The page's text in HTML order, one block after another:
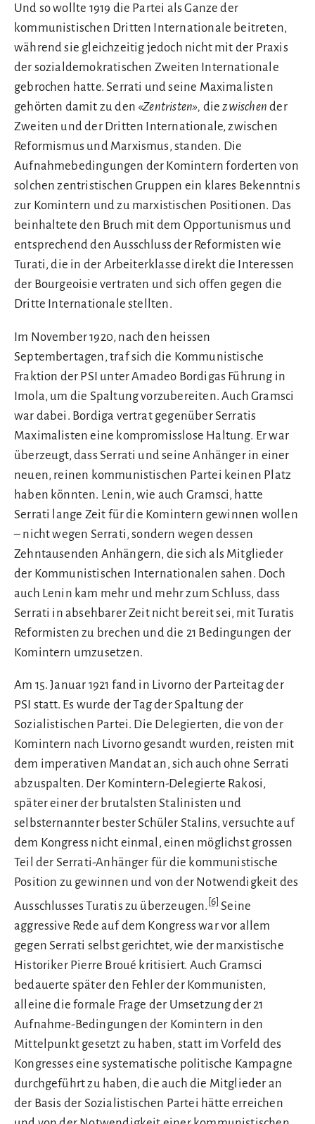
Und so wollte 1919 die Partei als Ganze der
kommunistischen Dritten Internationale beitreten,
während sie gleichzeitig jedoch nicht mit der Praxis
der sozialdemokratischen Zweiten Internationale
gebrochen hatte. Serrati und seine Maximalisten
gehörten damit zu den «Zentristen», diezwischen der
Zweiten und der Dritten Internationale, zwischen
Reformismus und Marxismus, standen. Die
Aufnahmebedingungen der Komintern forderten von
solchen zentristischen Gruppen ein klares Bekenntnis
zur Komintern und zu marxistischen Positionen. Das
beinhaltete den Bruch mit dem Opportunismus und
entsprechend den Ausschluss der Reformisten wie
Turati, die in der Arbeiterklasse direkt die Interessen
der Bourgeoisie vertraten und sich offen gegen die
Dritte Internationale stellten.
Im November 1920, nach den heissen
Septembertagen, traf sich die Kommunistische
Fraktion der PSI unter Amadeo Bordigas Führung in
Imola, um die Spaltung vorzubereiten. Auch Gramsci
war dabei. Bordiga vertrat gegenüber Serratis
Maximalisten eine kompromisslose Haltung. Er war
überzeugt, dass Serrati und seine Anhänger in einer
neuen, reinen kommunistischen Partei keinen Platz
haben könnten. Lenin, wie auch Gramsci, hatte
Serrati lange Zeit für die Komintern gewinnen wollen
– nicht wegen Serrati, sondern wegen dessen
Zehntausenden Anhängern, die sich als Mitglieder
der Kommunistischen Internationalen sahen. Doch
auch Lenin kam mehr und mehr zum Schluss, dass
Serrati in absehbarer Zeit nicht bereit sei, mit Turatis
Reformisten zu brechen und die 21 Bedingungen der
Komintern umzusetzen.
Am 15. Januar 1921 fand in Livorno der Parteitag der
PSI statt. Es wurde der Tag der Spaltung der
Sozialistischen Partei. Die Delegierten, die von der
Komintern nach Livorno gesandt wurden, reisten mit
dem imperativen Mandat an, sich auch ohne Serrati
abzuspalten. Der Komintern-Delegierte Rakosi,
später einer der brutalsten Stalinisten und
selbsternannter bester Schüler Stalins, versuchte auf
dem Kongress nicht einmal, einen möglichst grossen
Teil der Serrati-Anhänger für die kommunistische
Position zu gewinnen und von der Notwendigkeit des
Ausschlusses Turatis zu überzeugen. [6] Seine
aggressive Rede auf dem Kongress war vor allem
gegen Serrati selbst gerichtet, wie der marxistische
Historiker Pierre Broué kritisiert. Auch Gramsci
bedauerte später den Fehler der Kommunisten,
alleine die formale Frage der Umsetzung der 21
Aufnahme-Bedingungen der Komintern in den
Mittelpunkt gesetzt zu haben, statt im Vorfeld des
Kongresses eine systematische politische Kampagne
durchgeführt zu haben, die auch die Mitglieder an
der Basis der Sozialistischen Partei hätte erreichen